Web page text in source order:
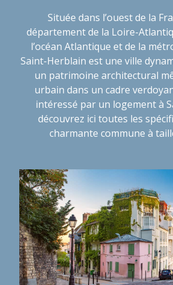
Située dans l’ouest de la
département de la Loire-
l’océan Atlantique et de la
Saint-Herblain est une ville
un patrimoine architectural
urbain dans un cadre
intéressé par un logement à
découvrez ici toutes les
charmante commune à